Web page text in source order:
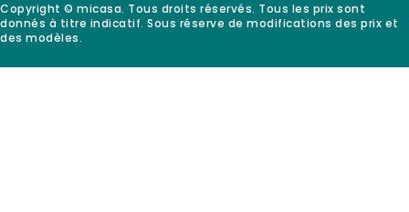
Copyright © micasa. Tous droits réservés. Tous les prix sont
donnés à titre indicatif. Sous réserve de modifications des prix et
des modèles.